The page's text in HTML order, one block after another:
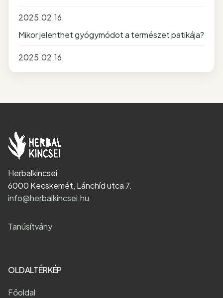
2025.02.16.
Mikor jelenthet gyógymódot a természet patikája?
2025.02.16.
Herbalkincsei
6000 Kecskemét, Lánchíd utca 7.
info@herbalkincsei.hu
Tanúsítvány
OLDALTÉRKÉP
Főoldal